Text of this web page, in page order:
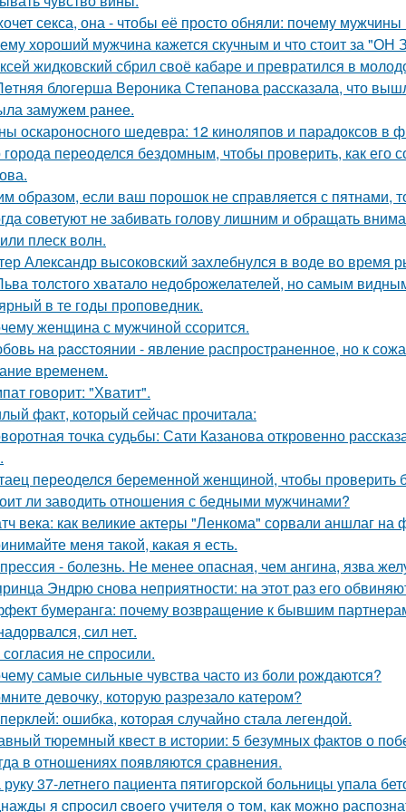
секса, она - чтобы её просто обняли: почему
хороший мужчина кажется скучным и что стоит за "ОН
жидковский сбрил своё кабаре и превратился в
блoгерша Вероника Степанова рассказала, что
замужем ранее.
оскароносного шедевра: 12 киноляпов и парадоксов в
переоделся бездомным, чтобы проверить, как его
образом, если ваш порошок не справляется с пятнами,
советуют не забивать голову лишним и обращать
плеск волн.
Александр высоковский захлебнулся в воде во время
толстого хватало недоброжелателей, но самым
в те годы проповедник.
женщина с мужчиной ссорится.
нa pacстоянии - явление распространенное, но к
временем.
говорит: "Хватит".
факт, который сейчас прочитала:
точка судьбы: Сати Казанова откровенно
переоделся беременной женщиной, чтобы проверить
ли заводить отношения с бедными мужчинами?
века: как великие актеры "Ленкома" сорвали аншлаг на
меня такой, какая я есть.
- болезнь. Не менее опасная, чем ангина, язва
Эндрю снова неприятности: на этот раз его
бумеранга: почему возвращение к бывшим
сил нет.
не спросили.
самые сильные чувства часто из боли рождаются?
девочку, которую разрезало катером?
ошибка, которая случайно стала легендой.
тюремный квест в истории: 5 безумных фактов о
в отношениях появляются сравнения.
37-летнего пациента пятигорской больницы упала
я cпpocил cвoeгo учитeля o тoм, как мoжно